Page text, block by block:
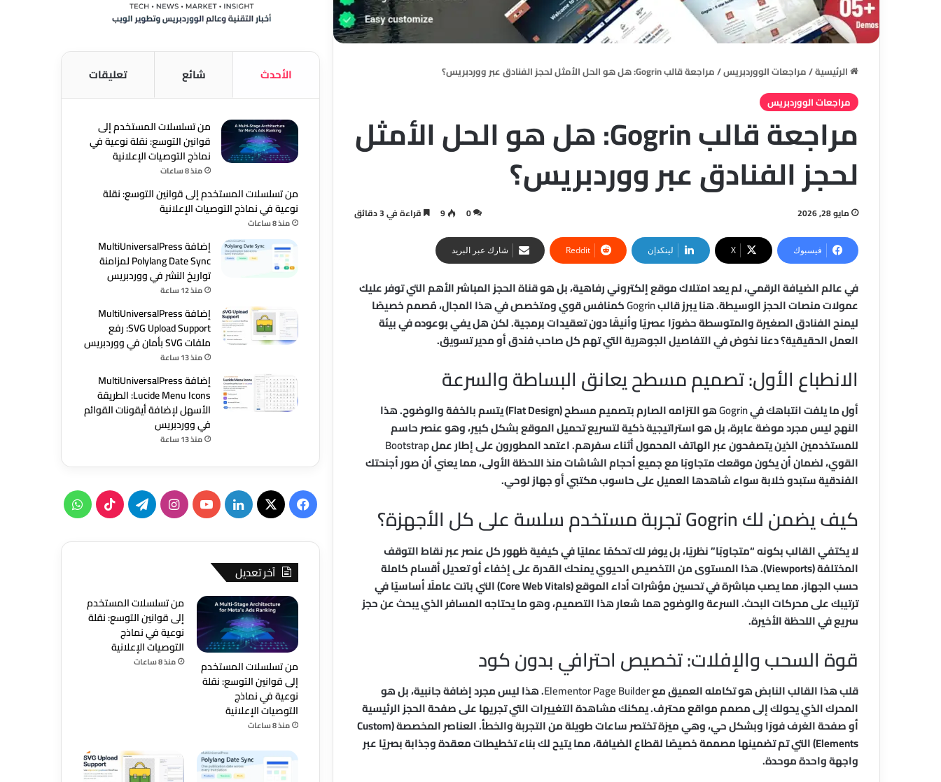
الرئيسية/مراجعات الووردبريس/مراجعة قالب Gogrin: هل هو الحل الأمثل لحجز الفنادق عبر ووردبريس؟
مراجعات الووردبريس
مراجعة قالب Gogrin: هل هو الحل الأمثل
لحجز الفنادق عبر ووردبريس؟
مايو 28, 2026 0
9 قراءة في 3 دقائق
فيسبوك ‫X لينكدإن شارك عبر البريد
في عالم الضيافة الرقمي، لم يعد امتلاك موقع إلكتروني رفاهية، بل هو قناة الحجز المباشر الأهم التي توفر عليك
عمولات منصات الحجز الوسيطة. هنا يبرز قالبGogrinكمنافس قوي ومتخصص في هذا المجال، مُصمم خصيصًا
ليمنح الفنادق الصغيرة والمتوسطة حضورًا عصريًا وأنيقًا دون تعقيدات برمجية. لكن هل يفي بوعوده في بيئة
العمل الحقيقية؟ دعنا نخوض في التفاصيل الجوهرية التي تهم كل صاحب فندق أو مدير تسويق.
الانطباع الأول: تصميم مسطح يعانق البساطة والسرعة
أول ما يلفت انتباهك فيGogrin
هو التزامه الصارم بتصميم مسطح (Flat Design) يتسم بالخفة والوضوح. هذا
النهج ليس مجرد موضة عابرة، بل هو استراتيجية ذكية لتسريع تحميل الموقع بشكل كبير، وهو عنصر حاسم
للمستخدمين الذين يتصفحون عبر الهاتف المحمول أثناء سفرهم. اعتمد المطورون على إطار عملBootstrap
القوي، لضمان أن يكون موقعك متجاوبًا مع جميع أحجام الشاشات منذ اللحظة الأولى، مما يعني أن صور أجنحتك
الفندقية ستبدو خلابة سواء شاهدها العميل على حاسوب مكتبي أو جهاز لوحي.
كيف يضمن لك Gogrin تجربة مستخدم سلسة على كل الأجهزة؟
لا يكتفي القالب بكونه “متجاوبًا” نظريًا، بل يوفر لك تحكمًا عمليًا في كيفية ظهور كل عنصر عبر نقاط التوقف
المختلفة (Viewports). هذا المستوى من التخصيص الحيوي يمنحك القدرة على إخفاء أو تعديل أقسام كاملة
حسب الجهاز، مما يصب مباشرة في تحسين مؤشرات أداء الموقع (Core Web Vitals) التي باتت عاملًا أساسيًا في
ترتيبك على محركات البحث. السرعة والوضوح هما شعار هذا التصميم، وهو ما يحتاجه المسافر الذي يبحث عن حجز
سريع في اللحظة الأخيرة.
قوة السحب والإفلات: تخصيص احترافي بدون كود
قلب هذا القالب النابض هو تكامله العميق معElementor Page Builder. هذا ليس مجرد إضافة جانبية، بل هو
المحرك الذي يحولك إلى مصمم مواقع محترف. يمكنك مشاهدة التغييرات التي تجريها على صفحة الحجز الرئيسية
أو صفحة الغرف فورًا وبشكل حي، وهي ميزة تختصر ساعات طويلة من التجربة والخطأ. العناصر المخصصة (Custom
Elements) التي تم تضمينها مصممة خصيصًا لقطاع الضيافة، مما يتيح لك بناء تخطيطات معقدة وجذابة بصريًا عبر
واجهة واحدة موحدة.
الأحدث شائع تعليقات
من تسلسلات المستخدم إلى
قوانين التوسع: نقلة نوعية في
نماذج التوصيات الإعلانية
منذ 8 ساعات
من تسلسلات المستخدم إلى قوانين التوسع: نقلة
نوعية في نماذج التوصيات الإعلانية
منذ 8 ساعات
إضافة MultiUniversalPress
Polylang Date Sync لمزامنة
تواريخ النشر في ووردبريس
منذ 12 ساعة
إضافة MultiUniversalPress
SVG Upload Support: رفع
ملفات SVG بأمان في ووردبريس
منذ 13 ساعة
إضافة MultiUniversalPress
Lucide Menu Icons: الطريقة
الأسهل لإضافة أيقونات القوائم
في ووردبريس
منذ 13 ساعة
فيسبوك
‫X لينكدإن‫YouTubeانستقرامتيلقرام‫TikTokواتساب
آخر تعديل
من تسلسلات المستخدم
إلى قوانين التوسع: نقلة
نوعية في نماذج
التوصيات الإعلانية
منذ 8 ساعات
من تسلسلات المستخدم
إلى قوانين التوسع: نقلة
نوعية في نماذج
التوصيات الإعلانية
منذ 8 ساعات